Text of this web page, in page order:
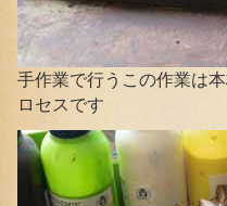
手作業で行うこの作業は
ロセスです